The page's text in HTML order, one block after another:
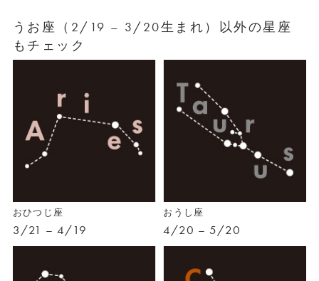
うお座（2/19 – 3/20生まれ）以外の星座
もチェック
おひつじ座
3/21 – 4/19
おうし座
4/20 – 5/20